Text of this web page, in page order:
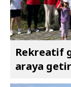
Rekreatif
araya